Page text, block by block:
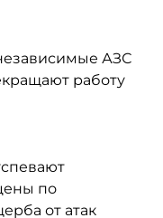
АЗС
работу
по
от атак